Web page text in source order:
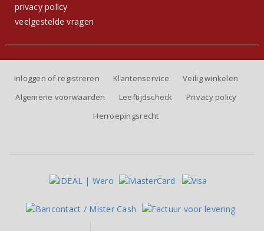
privacy policy
veelgestelde vragen
Inloggen of registreren Klantenservice
Veilig winkelen
Algemene voorwaarden
Leeftijdscheck
Privacy policy
Herroepingsrecht